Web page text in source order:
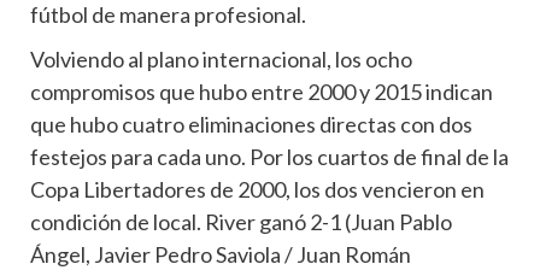
fútbol de manera profesional.
Volviendo al plano internacional, los ocho
compromisos que hubo entre 2000 y 2015 indican
que hubo cuatro eliminaciones directas con dos
festejos para cada uno. Por los cuartos de final de la
Copa Libertadores de 2000, los dos vencieron en
condición de local. River ganó 2-1 (Juan Pablo
Ángel, Javier Pedro Saviola / Juan Román